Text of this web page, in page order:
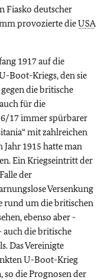
Fiasko deutscher
provozierte dieUSA
1917 auf die
Boot-Kriegs, den sie
die britische
für die
17 immer spürbarer
mit zahlreichen
Jahr 1915 hatte man
Ein Kriegseintritt der
der
Versenkung
rund um die britischen
ebenso aber -
auch die britische
Das Vereinigte
U-Boot-Krieg
die Prognosen der